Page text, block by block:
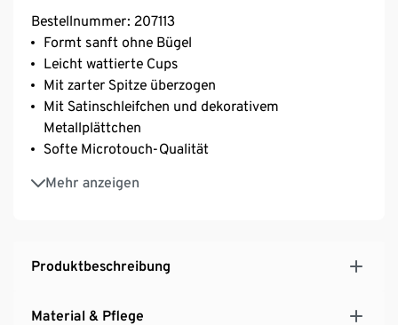
Bestellnummer: 207113
Formt sanft ohne Bügel
Leicht wattierte Cups
Mit zarter Spitze überzogen
Mit Satinschleifchen und dekorativem
Metallplättchen
Softe Microtouch-Qualität
Mehr anzeigen
Mit zusätzlichen Power-Mesh-Zonen für besonders
Längenverstellbare Träger
3-fach verstellbarer SoftSeal®-Häkchenverschluss
Produktbeschreibung
Material & Pflege